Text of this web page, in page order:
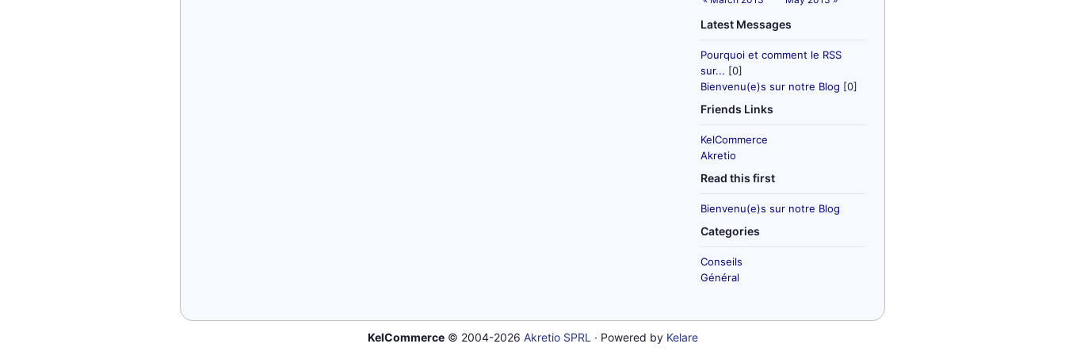
Latest Messages
Pourquoi et comment le RSS
sur... [0]
Bienvenu(e)s sur notre Blog [0]
Friends Links
KelCommerce
Akretio
Read this first
Bienvenu(e)s sur notre Blog
Categories
Conseils
Général
KelCommerce© 2004-2026 Akretio SPRL · Powered by Kelare